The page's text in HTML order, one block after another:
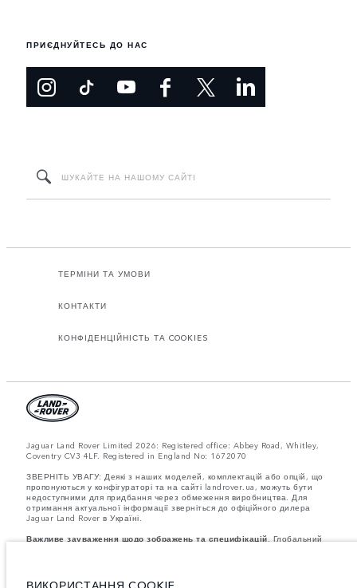
ПРИЄДНУЙТЕСЬ ДО НАС
ТЕРМІНИ ТА УМОВИ
КОНТАКТИ
КОНФІДЕНЦІЙНІСТЬ ТА COOKIES
Jaguar Land Rover Limited 2026: Registered office: Abbey Road, Whitley,
Coventry CV3 4LF. Registered in England No: 1672070
ЗВЕРНІТЬ УВАГУ: Деякі з наших моделей, комплектацій або опцій, що
пропонуються у конфігураторі та на сайті landrover.ua, можуть бути
недоступними для придбання через обмеження виробництва. Для
отримання актуальної інформації зверніться до офіційного дилера
Jaguar Land Rover в Україні.
Важливе зауваження щодо зображень та специфікацій.Глобальний
використовуються на вебсайті, можуть не повністю відображати
ВИКОРИСТАННЯ COOKIE